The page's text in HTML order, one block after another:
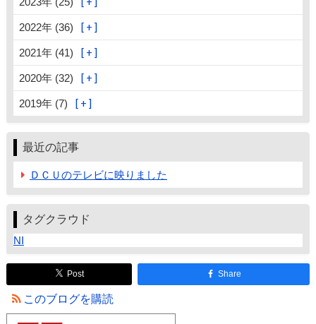
2022年 (36)
2021年 (41)
2020年 (32)
2019年 (7)
最近の記事
ＤＣＵのテレビに映りました
タグクラウド
NI
Post Share
このブログを購読